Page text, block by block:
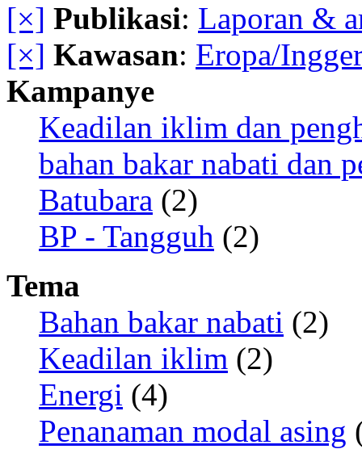
[×] Publikasi: Laporan &
[×] Kawasan: Eropa/
Kampanye
Keadilan iklim dan
bahan bakar nabati dan
Batubara (2)
BP - Tangguh (2)
Tema
Bahan bakar nabati (2)
Keadilan iklim (2)
Energi (4)
Penanaman modal asing